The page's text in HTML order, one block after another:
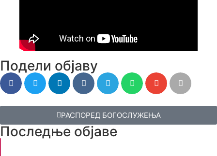
Подели објаву
РАСПОРЕД БОГОСЛУЖЕЊА
Последње објаве